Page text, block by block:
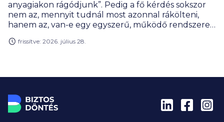
anyagiakon rágódjunk”. Pedig a fő kérdés sokszor
nem az, mennyit tudnál most azonnal rákölteni,
hanem az, van-e egy egyszerű, működő rendszered
fizetnivalókat, pár okos nyaralás-hackkel faragsz a
lemondani az idei, vagy a következő évek
frissítve: 2026. július 28.